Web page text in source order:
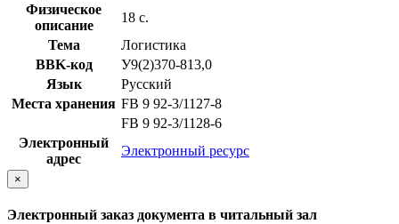
Физическое
описание
18 с.
Тема
Логистика
BBK-код
У9(2)370-813,0
Язык
Русский
Места хранения FB 9 92-3/1127-8
FB 9 92-3/1128-6
Электронный
адрес
Электронный ресурс
×
Электронный заказ документа в читальный зал